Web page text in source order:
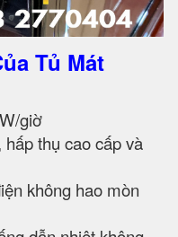
Tủ Mát
giờ
thụ cao cấp và
không hao mòn